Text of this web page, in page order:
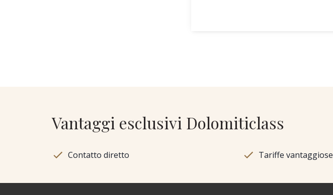
Vantaggi esclusivi Dolomiticlass
Contatto diretto Tariffe vantaggiose